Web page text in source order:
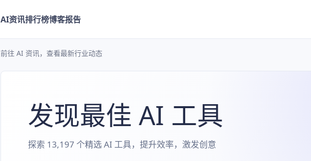
AI资讯排行榜博客报告
前往 AI 资讯，查看最新行业动态
发现最佳 AI 工具
探索 13,197 个精选 AI 工具，提升效率，激发创意